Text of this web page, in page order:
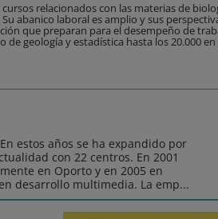
relacionados con las materias de
abanico laboral es amplio y sus
que preparan para el desempeño de
geología y estadística hasta los 20.000 en
estos años se ha expandido por
con 22 centros. En 2001
en Oporto y en 2005 en
desarrollo multimedia. La emp...